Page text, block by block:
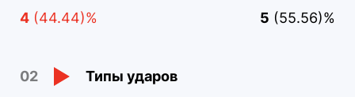
4 (44.44)% 5 (55.56)%
02 Типы ударов